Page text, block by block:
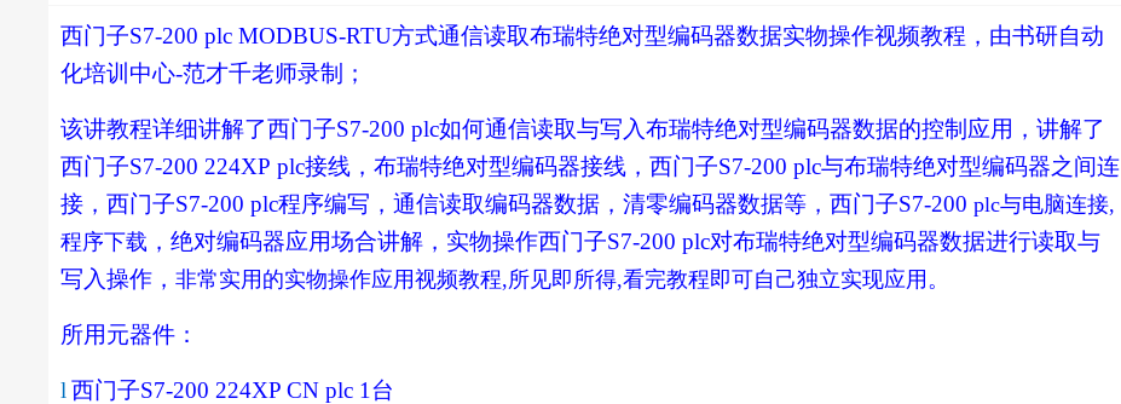
西门子S7-200 plc MODBUS-RTU方式通信读取布瑞特绝对型编码器数据实物操作视频教程，由书研自动
化培训中心-范才千老师录制；
该讲教程详细讲解了西门子S7-200 plc如何通信读取与写入布瑞特绝对型编码器数据的控制应用，讲解了
西门子S7-200 224XP plc接线，布瑞特绝对型编码器接线，西门子S7-200 plc与布瑞特绝对型编码器之间连
接，西门子S7-200 plc程序编写，通信读取编码器数据，清零编码器数据等，西门子S7-200 plc与电脑连接,
程序下载 ，绝对编码器应用场合讲解 ，实物操作西门子S7-200 plc对布瑞特绝对型编码器数据进行读取与
写入操作 ，非常实用的实物操作应用视频教程,所见即所得,看完教程即可自己独立实现应用。
所用元器件：
l 西门子S7-200 224XP CN plc 1 台